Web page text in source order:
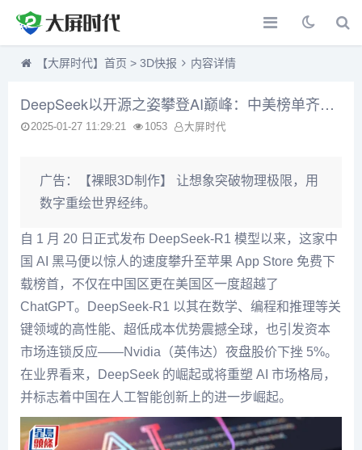
【大屏时代】首页 > 3D快报 内容详情
DeepSeek以开源之姿攀登AI巅峰：中美榜单齐夺冠，英伟达股价夜盘突挫5%
2025-01-27 11:29:21 1053 大屏时代
广告：
【裸眼3D制作】 让想象突破物理极限，用
数字重绘世界经纬。
自 1 月 20 日正式发布 DeepSeek-R1 模型以来，这家中
国 AI 黑马便以惊人的速度攀升至苹果 App Store 免费下
载榜首，不仅在中国区更在美国区一度超越了
ChatGPT。DeepSeek-R1 以其在数学、编程和推理等关
键领域的高性能、超低成本优势震撼全球，也引发资本
市场连锁反应——Nvidia（英伟达）夜盘股价下挫 5%。
在业界看来，DeepSeek 的崛起或将重塑 AI 市场格局，
并标志着中国在人工智能创新上的进一步崛起。